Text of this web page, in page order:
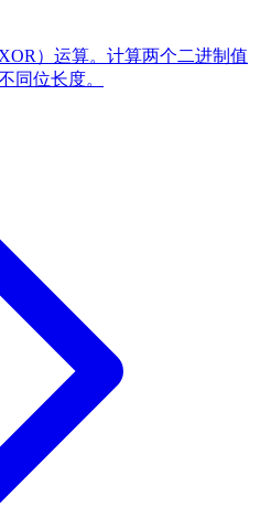
）运算。计算两个二进制值
同位长度。